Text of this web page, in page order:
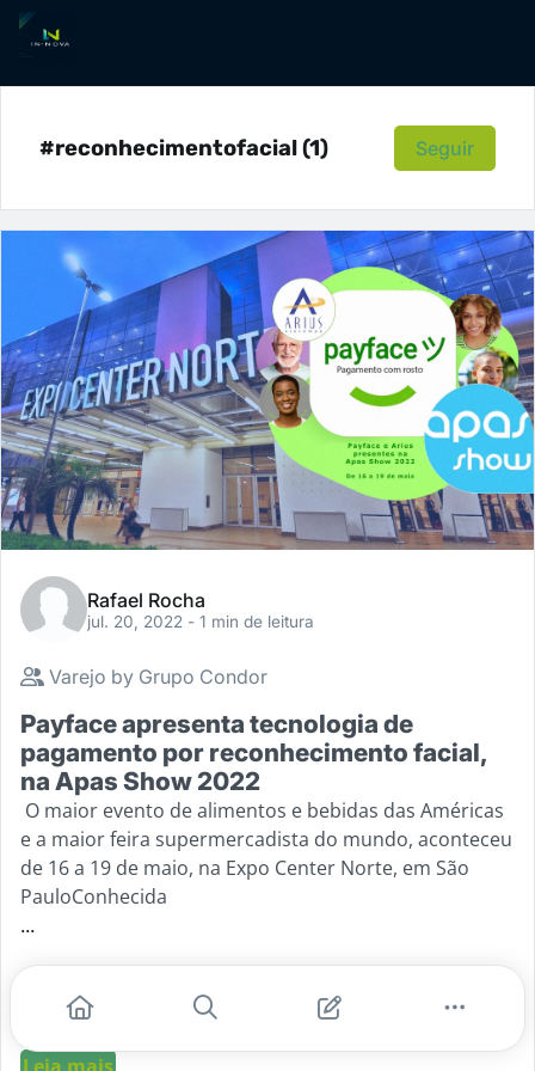
#reconhecimentofacial (1) Seguir
Rafael Rocha
jul. 20, 2022 - 1 min de leitura
Varejo by Grupo Condor
Payface apresenta tecnologia de
pagamento por reconhecimento facial,
na Apas Show 2022
O maior evento de alimentos e bebidas das Américas
e a maior feira supermercadista do mundo, aconteceu
de 16 a 19 de maio, na Expo Center Norte, em São
PauloConhecida
...
#varejotech #reconhecimentofacial
#pagamento
#checkout
#menosfilas